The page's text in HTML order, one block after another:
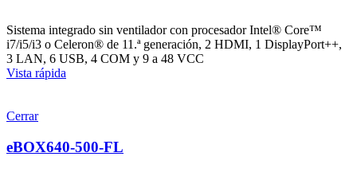
Sistema integrado sin ventilador con procesador Intel® Core™
i7/i5/i3 o Celeron® de 11.ª generación, 2 HDMI, 1 DisplayPort++,
3 LAN, 6 USB, 4 COM y 9 a 48 VCC
Vista rápida
Cerrar
eBOX640-500-FL